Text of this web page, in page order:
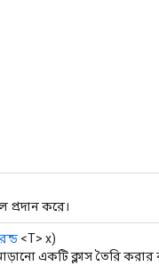
প্রদান করে।
<T> x)
একটি ক্লাস তৈরি করার